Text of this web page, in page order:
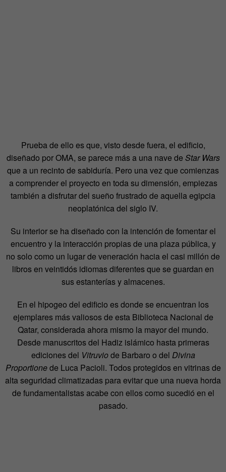
Prueba de ello es que, visto desde fuera, el edificio,
diseñado por OMA, se parece más a una nave de Star Wars
que a un recinto de sabiduría. Pero una vez que comienzas
a comprender el proyecto en toda su dimensión, empiezas
también a disfrutar del sueño frustrado de aquella egipcia
neoplatónica del siglo IV.
Su interior se ha diseñado con la intención de fomentar el
encuentro y la interacción propias de una plaza pública, y
no solo como un lugar de veneración hacia el casi millón de
libros en veintidós idiomas diferentes que se guardan en
sus estanterías y almacenes.
En el hipogeo del edificio es donde se encuentran los
ejemplares más valiosos de esta Biblioteca Nacional de
Qatar, considerada ahora mismo la mayor del mundo.
Desde manuscritos del Hadiz islámico hasta primeras
ediciones del Vitruviode Barbaro o del Divina
Proportionede Luca Pacioli. Todos protegidos en vitrinas de
alta seguridad climatizadas para evitar que una nueva horda
de fundamentalistas acabe con ellos como sucedió en el
pasado.